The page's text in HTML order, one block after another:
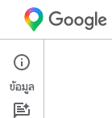
Web Services
คำแนะนำ
ข้อมูล